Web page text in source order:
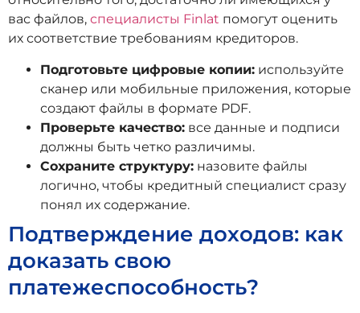
вас файлов, специалисты Finlat помогут оценить
их соответствие требованиям кредиторов.
Подготовьте цифровые копии: используйте
сканер или мобильные приложения, которые
создают файлы в формате PDF.
Проверьте качество: все данные и подписи
должны быть четко различимы.
Сохраните структуру: назовите файлы
логично, чтобы кредитный специалист сразу
понял их содержание.
Подтверждение доходов: как
доказать свою
платежеспособность?